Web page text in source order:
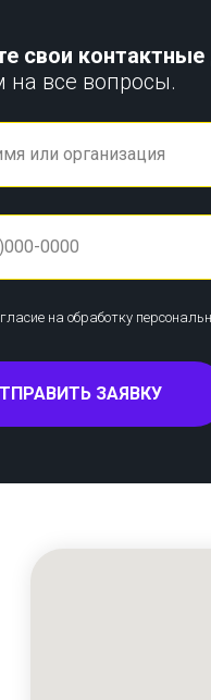
свои
на все вопросы.
на обработку
ЗАЯВКУ